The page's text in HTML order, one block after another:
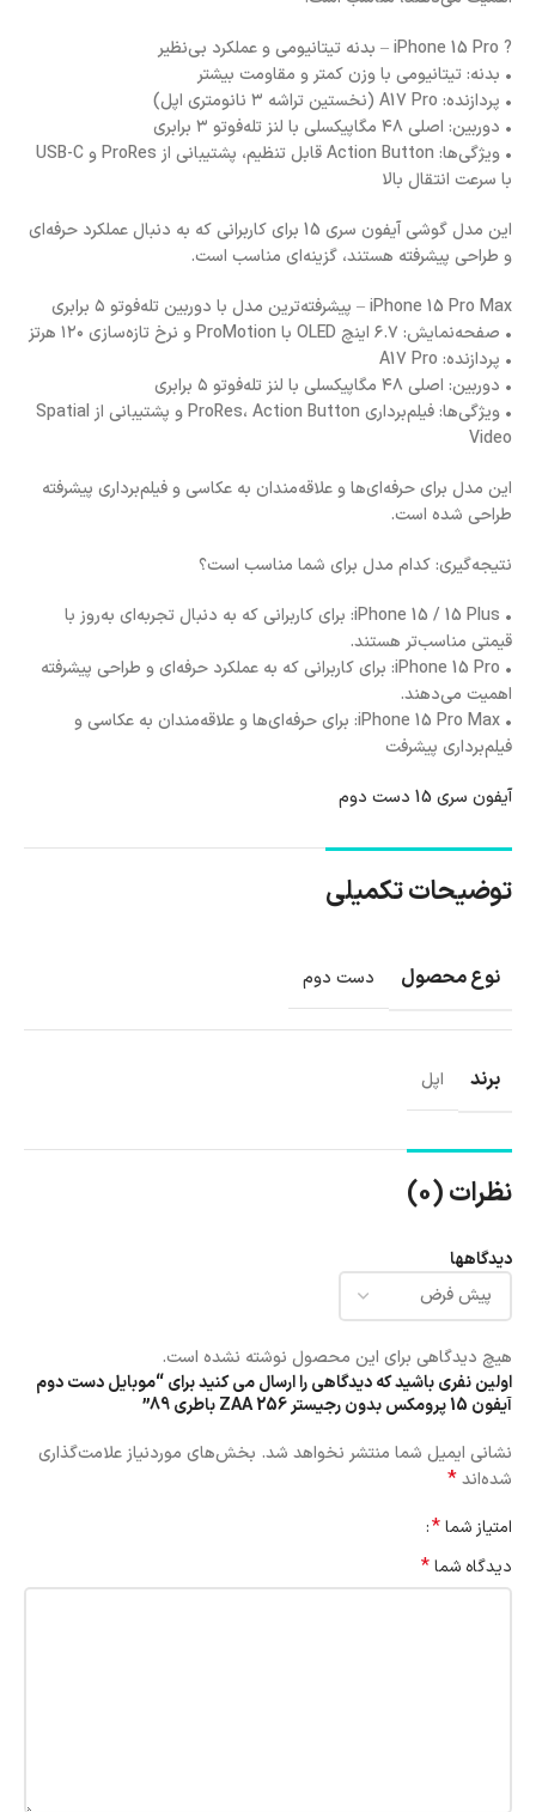
? iPhone 15 Pro – بدنه تیتانیومی و عملکرد بی‌نظیر
• بدنه: تیتانیومی با وزن کمتر و مقاومت بیشتر
• پردازنده: A17 Pro (نخستین تراشه ۳ نانومتری اپل)
• دوربین: اصلی ۴۸ مگاپیکسلی با لنز تله‌فوتو ۳ برابری
• ویژگی‌ها: Action Button قابل تنظیم، پشتیبانی از ProRes و USB-C
با سرعت انتقال بالا
این مدل گوشی آیفون سری 15 برای کاربرانی که به دنبال عملکرد حرفه‌ای
و طراحی پیشرفته هستند، گزینه‌ای مناسب است.
iPhone 15 Pro Max – پیشرفته‌ترین مدل با دوربین تله‌فوتو ۵ برابری
• صفحه‌نمایش: ۶.۷ اینچ OLED با ProMotion و نرخ تازه‌سازی ۱۲۰ هرتز
• پردازنده: A17 Pro
• دوربین: اصلی ۴۸ مگاپیکسلی با لنز تله‌فوتو ۵ برابری
• ویژگی‌ها: فیلم‌برداری ProRes، Action Button و پشتیبانی از Spatial
Video
این مدل برای حرفه‌ای‌ها و علاقه‌مندان به عکاسی و فیلم‌برداری پیشرفته
طراحی شده است.
نتیجه‌گیری: کدام مدل برای شما مناسب است؟
• iPhone 15 / 15 Plus: برای کاربرانی که به دنبال تجربه‌ای به‌روز با
قیمتی مناسب‌تر هستند.
• iPhone 15 Pro: برای کاربرانی که به عملکرد حرفه‌ای و طراحی پیشرفته
اهمیت می‌دهند.
• iPhone 15 Pro Max: برای حرفه‌ای‌ها و علاقه‌مندان به عکاسی و
فیلم‌برداری پیشرفت
آیفون سری 15 دست دوم
توضیحات تکمیلی
نوع محصول دست دوم
برند اپل
نظرات (0)
دیدگاهها
هیچ دیدگاهی برای این محصول نوشته نشده است.
اولین نفری باشید که دیدگاهی را ارسال می کنید برای “موبایل دست دوم
آیفون 15 پرومکس بدون رجیستر 256 ZAA باطری 89”
نشانی ایمیل شما منتشر نخواهد شد. بخش‌های موردنیاز علامت‌گذاری
شده‌اند*
امتیاز شما*
دیدگاه شما*